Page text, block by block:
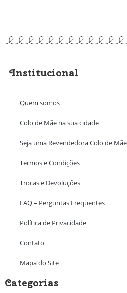
Institucional
Quem somos
Colo de Mãe na sua cidade
Seja uma Revendedora Colo de Mãe
Termos e Condições
Trocas e Devoluções
FAQ – Perguntas Frequentes
Política de Privacidade
Contato
Mapa do Site
Categorias